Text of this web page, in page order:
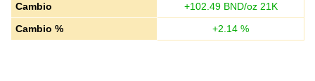
Cambio
+102.49BND/oz 21K
Cambio %
+2.14 %